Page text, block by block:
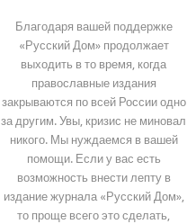
Благодаря вашей поддержке
«Русский Дом» продолжает
выходить в то время, когда
православные издания
закрываются по всей России одно
за другим. Увы, кризис не миновал
никого. Мы нуждаемся в вашей
помощи. Если у вас есть
возможность внести лепту в
издание журнала «Русский Дом»,
то проще всего это сделать,